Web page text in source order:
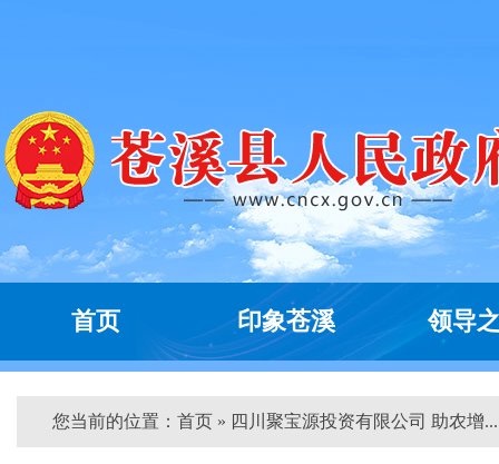
首页 印象苍溪 领导
您当前的位置： 首页 » 四川聚宝源投资有限公司 助农增